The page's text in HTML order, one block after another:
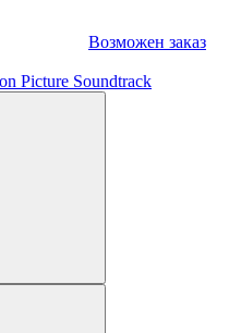
Возможен заказ
Picture Soundtrack